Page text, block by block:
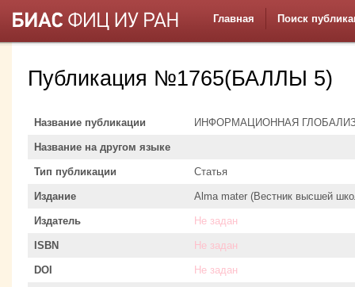
Главная Поиск
Публикация №1765(БАЛЛЫ 5)
Название публикации ИНФОРМАЦИОННАЯ
Название на другом языке
Тип публикации Статья
Издание Alma mater (Вестник высшей
Издатель Не задан
ISBN Не задан
DOI Не задан